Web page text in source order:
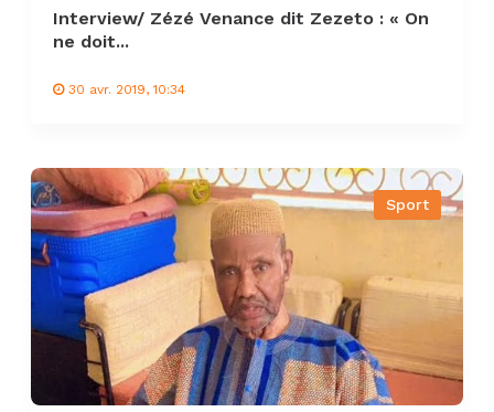
Interview/ Zézé Venance dit Zezeto : « On
ne doit...
30 avr. 2019, 10:34
Sport